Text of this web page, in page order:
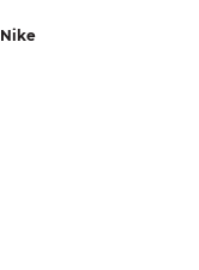
Nike